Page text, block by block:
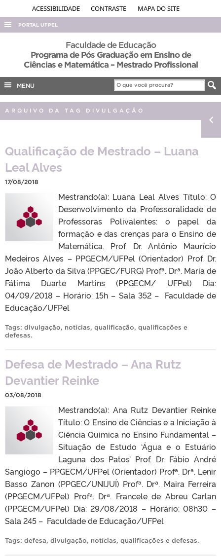
ACESSIBILIDADE CONTRASTE MAPA DO SITE
PORTAL UFPEL
ACESSO À INFORMAÇÃO
AUDITORIA
EDITAIS
Faculdade de Educação
Programa de Pós Graduação em Ensino de
Ciências e Matemática – Mestrado Profissional
MENU
ARQUIVO DA TAG DIVULGAÇÃO
Qualificação de Mestrado – Luana
Leal Alves
17/08/2018
Mestrando(a): Luana Leal Alves Título: O
Desenvolvimento da Professoralidade de
Professoras Polivalentes: o papel da
formação e das crenças para o Ensino de
Matemática. Prof. Dr. Antônio Maurício
Medeiros Alves – PPGECM/UFPel (Orientador) Prof. Dr.
João Alberto da Silva (PPGEC/FURG) Profª. Drª. Maria de
Fátima Duarte Martins (PPGECM/ UFPel) Dia:
04/09/2018 – Horário: 15h – Sala 352 – Faculdade de
Educação/UFPel
Tags: divulgação, notícias, qualificação, qualificações e
defesas.
Defesa de Mestrado – Ana Rutz
Devantier Reinke
03/08/2018
Mestrando(a): Ana Rutz Devantier Reinke
Título: O Ensino de Ciências e a Iniciação à
Ciência Química no Ensino Fundamental –
Situação de Estudo ‘Água e o Estuário
Laguna dos Patos’ Prof. Dr. Fábio André
Sangiogo – PPGECM/UFPel (Orientador) Profª. Drª. Lenir
Basso Zanon (PPGEC/UNIJUÍ) Profª. Drª. Maira Ferreira
(PPGECM/UFPel) Profª. Drª. Francele de Abreu Carlan
(PPGECM/UFPel) Dia: 29/08/2018 – Horário: 08h30 –
Sala 245 – Faculdade de Educação/UFPel
Tags: defesa, divulgação, notícias, qualificações e defesas.